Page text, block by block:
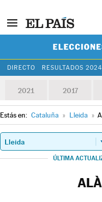
DIRECTO RESULTADOS 2024
2021 2017
Estás en: Cataluña » Lleida »
ÚLTIMA